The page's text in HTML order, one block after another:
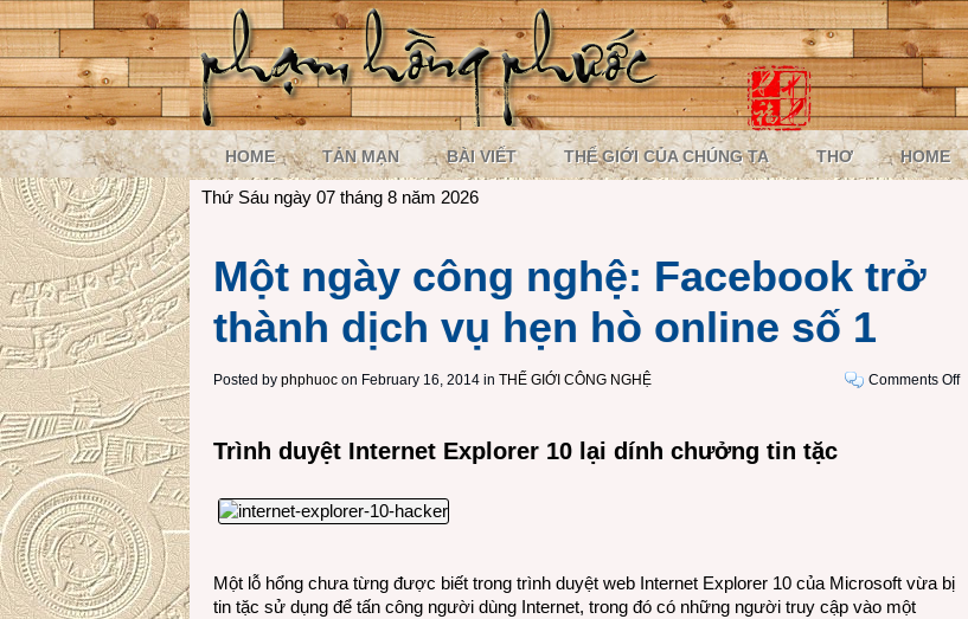
HOME TẢN MẠN BÀI VIẾT THẾ GIỚI CỦA CHÚNG TA THƠ HOME
Thứ Sáu ngày 07 tháng 8 năm 2026
Một ngày công nghệ: Facebook trở
thành dịch vụ hẹn hò online số 1
Posted by phphuoc on February 16, 2014 in THẾ GIỚI CÔNG NGHỆ Comments Offon
Trình duyệt Internet Explorer 10 lại dính chưởng tin tặc
Một lỗ hổng chưa từng được biết trong trình duyệt web Internet Explorer 10 của Microsoft vừa bị
tin tặc sử dụng để tấn công người dùng Internet, trong đó có những người truy cập vào một